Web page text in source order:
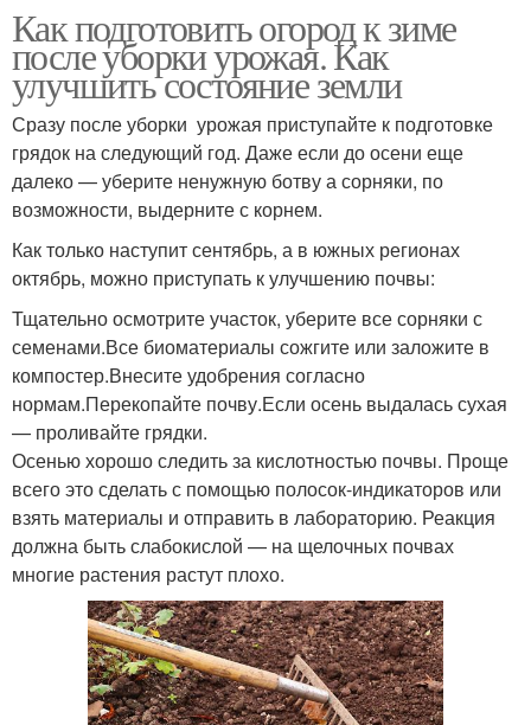
Как подготовить огород к зиме
после уборки урожая. Как
улучшить состояние земли
Сразу после уборки урожая приступайте к подготовке
грядок на следующий год. Даже если до осени еще
далеко — уберите ненужную ботву а сорняки, по
возможности, выдерните с корнем.
Как только наступит сентябрь, а в южных регионах
октябрь, можно приступать к улучшению почвы:
Тщательно осмотрите участок, уберите все сорняки с
семенами.Все биоматериалы сожгите или заложите в
компостер.Внесите удобрения согласно
нормам.Перекопайте почву.Если осень выдалась сухая
— проливайте грядки.
Осенью хорошо следить за кислотностью почвы. Проще
всего это сделать с помощью полосок-индикаторов или
взять материалы и отправить в лабораторию. Реакция
должна быть слабокислой — на щелочных почвах
многие растения растут плохо.